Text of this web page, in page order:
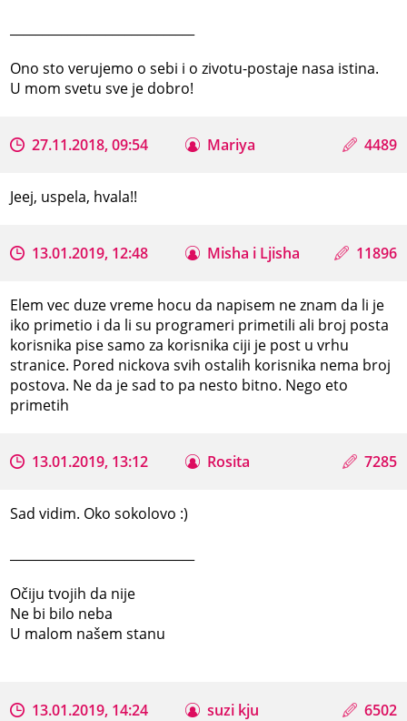
Ono sto verujemo o sebi i o zivotu-postaje nasa istina.
U mom svetu sve je dobro!
27.11.2018, 09:54 Mariya 4489
Jeej, uspela, hvala!!
13.01.2019, 12:48 Misha i Ljisha 11896
Elem vec duze vreme hocu da napisem ne znam da li je
iko primetio i da li su programeri primetili ali broj posta
korisnika pise samo za korisnika ciji je post u vrhu
stranice. Pored nickova svih ostalih korisnika nema broj
postova. Ne da je sad to pa nesto bitno. Nego eto
primetih
13.01.2019, 13:12 Rosita 7285
Sad vidim. Oko sokolovo :)
Očiju tvojih da nije
Ne bi bilo neba
U malom našem stanu
13.01.2019, 14:24 suzi kju 6502